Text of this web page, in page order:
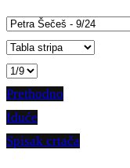
Prethodno
Iduće
Spisak crtača